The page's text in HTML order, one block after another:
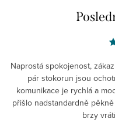
Naprostá spokojenost,
pár stokorun jsou
komunikace je rychlá a
přišlo nadstandardně
brzy